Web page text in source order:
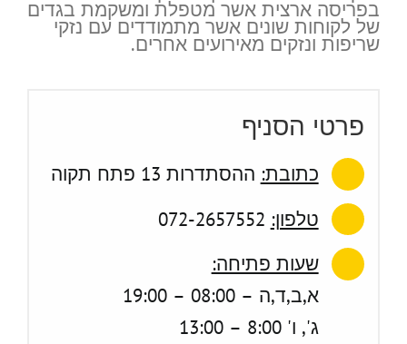
בפריסה ארצית אשר מטפלת ומשקמת בגדים
של לקוחות שונים אשר מתמודדים עם נזקי
שריפות ונזקים מאירועים אחרים.
פרטי הסניף
כתובת: ההסתדרות 13 פתח תקוה
טלפון:
שעות פתיחה:
א,ב,ד,ה – 08:00 – 19:00
ג', ו' 8:00 – 13:00